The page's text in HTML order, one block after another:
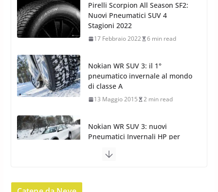
Nokian WR SUV 3: il 1°
pneumatico invernale al mondo
di classe A
13 Maggio 2015 2 min read
Nokian WR SUV 3: nuovi
Pneumatici Invernali HP per
condizioni invernali difficili
23 Aprile 2013 9 min read
Yokohama Geolandar G073: nuovi pneumatici
invernali SUV
2 min read